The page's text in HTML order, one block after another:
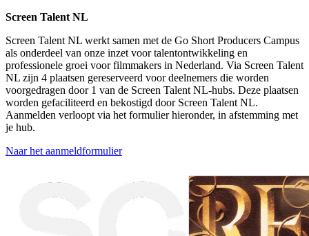
Screen Talent NL
Screen Talent NL werkt samen met de Go Short Producers Campus
als onderdeel van onze inzet voor talentontwikkeling en
professionele groei voor filmmakers in Nederland. Via Screen Talent
NL zijn 4 plaatsen gereserveerd voor deelnemers die worden
voorgedragen door 1 van de Screen Talent NL-hubs. Deze plaatsen
worden gefaciliteerd en bekostigd door Screen Talent NL.
Aanmelden verloopt via het formulier hieronder, in afstemming met
je hub.
Naar het aanmeldformulier